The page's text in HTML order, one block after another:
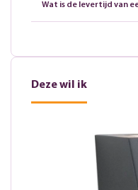
Wat is de levertijd van
Deze wil ik